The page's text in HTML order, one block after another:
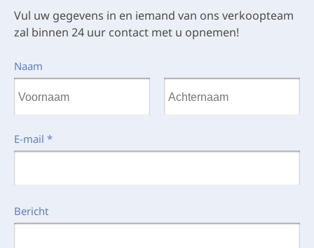
Vul uw gegevens in en iemand van ons verkoopteam
zal binnen 24 uur contact met u opnemen!
Naam
E-mail *
Bericht